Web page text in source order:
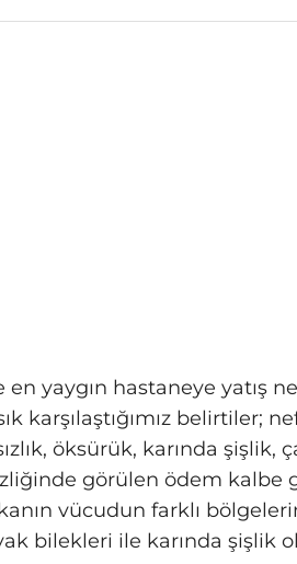
yaygın hastaneye yatış
karşılaştığımız belirtiler;
öksürük, karında şişlik,
görülen ödem kalbe
vücudun farklı
bilekleri ile karında şişlik